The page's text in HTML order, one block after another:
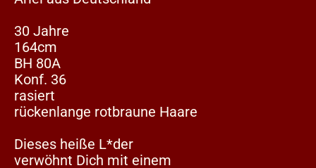
30 Jahre
164cm
BH 80A
Konf. 36
rasiert
rückenlange rotbraune Haare
Dieses heiße L*der
verwöhnt Dich mit einem